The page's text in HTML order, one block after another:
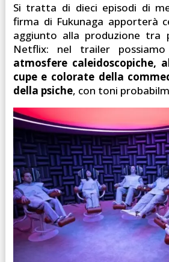
Si tratta di dieci episodi di
firma di Fukunaga apporterà
aggiunto alla produzione tra
Netflix: nel trailer
atmosfere caleidoscopiche,
cupe e colorate della
della psiche, con toni